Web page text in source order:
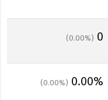
0.00 0
0.00 0.00%